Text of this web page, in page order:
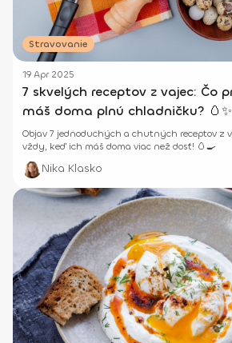
Stravovanie
19 Apr 2025
7 skvelých receptov z vajec: Čo
máš doma plnú chladničku? 🥚✨
Objav 7 jednoduchých a chutných receptov z
vždy, keď ich máš doma viac než dosť! 🥚🍳
Nika Klasko